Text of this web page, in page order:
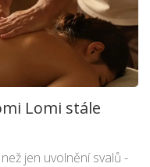
Lomi stále
jen uvolnění svalů -